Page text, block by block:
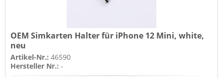
OEM Simkarten Halter für iPhone 12 Mini, white,
neu
Artikel-Nr.:46590
Hersteller Nr.:-